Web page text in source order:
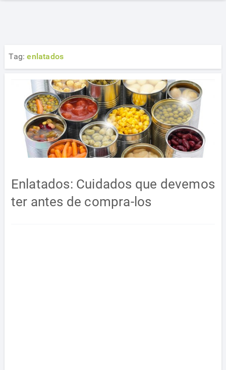
Tag:enlatados
Enlatados: Cuidados que devemos
ter antes de compra-los